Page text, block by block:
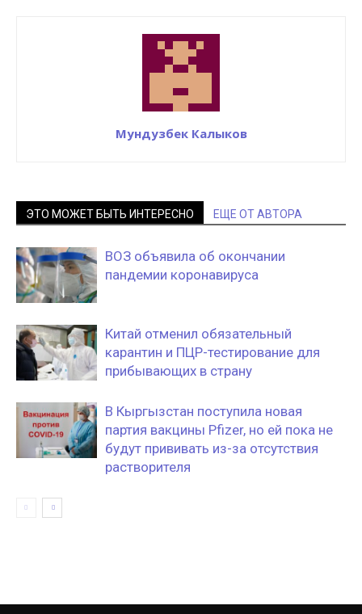
Мундузбек Калыков
ЭТО МОЖЕТ БЫТЬ ИНТЕРЕСНО ЕЩЕ ОТ АВТОРА
ВОЗ объявила об окончании
пандемии коронавируса
Китай отменил обязательный
карантин и ПЦР-тестирование для
прибывающих в страну
В Кыргызстан поступила новая
партия вакцины Pfizer, но ей пока не
будут прививать из-за отсутствия
растворителя